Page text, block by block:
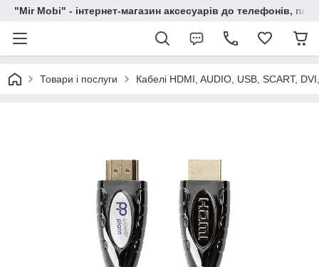
"Mir Mobi" - інтернет-магазин аксесуарів до телефонів,
Товари і послуги Кабелі HDMI, AUDIO, USB, SCART,